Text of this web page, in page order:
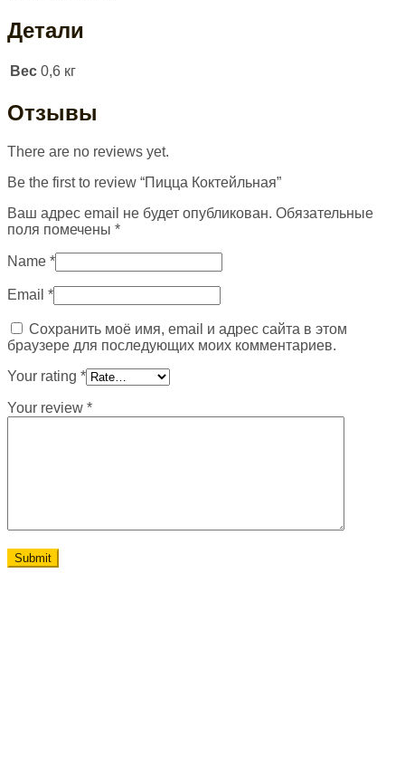
Детали
Вес 0,6 кг
Отзывы
There are no reviews yet.
Be the first to review “Пицца Коктейльная”
Ваш адрес email не будет опубликован. Обязательные
поля помечены *
Name *
Email *
Сохранить моё имя, email и адрес сайта в этом
браузере для последующих моих комментариев.
Your rating *
Your review *